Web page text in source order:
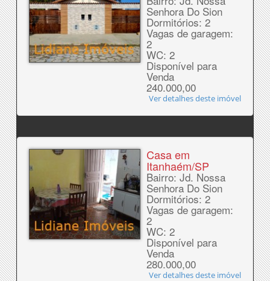
Senhora Do Sion
Dormitórios: 2
Vagas de garagem:
2
WC: 2
Disponível para
Venda
240.000,00
Ver detalhes deste imóvel
Casa em
Itanhaém/SP
Bairro: Jd. Nossa
Senhora Do Sion
Dormitórios: 2
Vagas de garagem:
2
WC: 2
Disponível para
Venda
280.000,00
Ver detalhes deste imóvel